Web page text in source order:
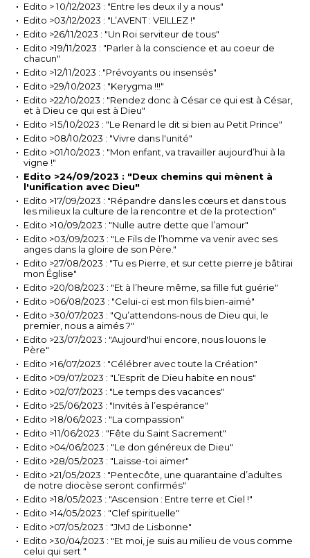
Edito > 10/12/2023 : "Entre les deux il y a nous"
Edito >03/12/2023 : "L’AVENT : VEILLEZ !"
Edito >26/11/2023 : "Un Roi serviteur de tous"
Edito >19/11/2023 : "Parler à la conscience et au coeur de
chacun"
Edito >12/11/2023 : "Prévoyants ou insensés"
Edito >29/10/2023 : "Kerygma !!!"
Edito >22/10/2023 : "Rendez donc à César ce qui est à César,
et à Dieu ce qui est à Dieu"
Edito >15/10/2023 : "Le Renard le dit si bien au Petit Prince"
Edito >08/10/2023 : "Vivre dans l'unité"
Edito >01/10/2023 : "Mon enfant, va travailler aujourd’hui à la
vigne !"
Edito >24/09/2023 : "Deux chemins qui mènent à
l'unification avec Dieu"
Edito >17/09/2023 : "Répandre dans les cœurs et dans tous
les milieux la culture de la rencontre et de la protection"
Edito >10/09/2023 : "Nulle autre dette que l’amour"
Edito >03/09/2023 : "Le Fils de l’homme va venir avec ses
anges dans la gloire de son Père."
Edito >27/08/2023 : "Tu es Pierre, et sur cette pierre je bâtirai
mon Église"
Edito >20/08/2023 : "Et à l’heure même, sa fille fut guérie"
Edito >06/08/2023 : "Celui-ci est mon fils bien-aimé"
Edito >30/07/2023 : "Qu’attendons-nous de Dieu qui, le
premier, nous a aimés ?"
Edito >23/07/2023 : "Aujourd'hui encore, nous louons le
Père"
Edito >16/07/2023 : "Célébrer avec toute la Création"
Edito >09/07/2023 : "L’Esprit de Dieu habite en nous"
Edito >02/07/2023 : "Le temps des vacances"
Edito >25/06/2023 : "Invités à l’espérance"
Edito >18/06/2023 : "La compassion"
Edito >11/06/2023 : "Fête du Saint Sacrement"
Edito >04/06/2023 : "Le don généreux de Dieu"
Edito >28/05/2023 : "Laisse-toi aimer"
Edito >21/05/2023 : "Pentecôte, une quarantaine d’adultes
de notre diocèse seront confirmés"
Edito >18/05/2023 : "Ascension : Entre terre et Ciel !"
Edito >14/05/2023 : "Clef spirituelle"
Edito >07/05/2023 : "JMJ de Lisbonne"
Edito >30/04/2023 : "Et moi, je suis au milieu de vous comme
celui qui sert "